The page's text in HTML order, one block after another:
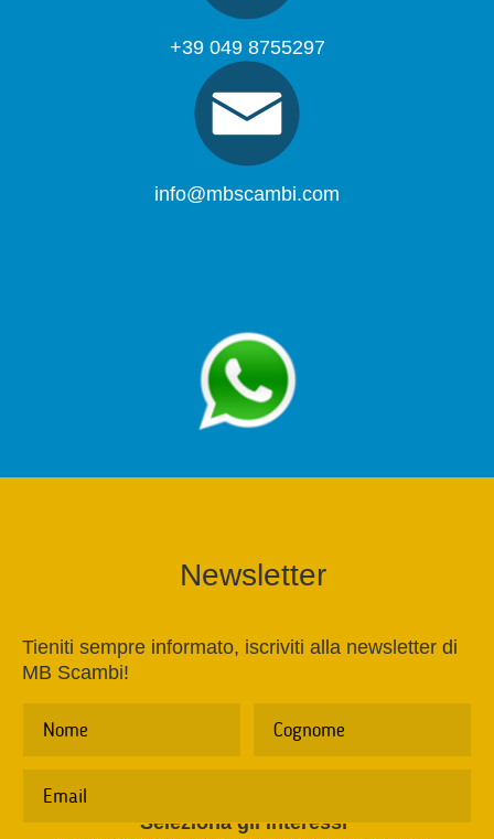
+39 049 8755297
info@mbscambi.com
Newsletter
Tieniti sempre informato, iscriviti alla newsletter di
MB Scambi!
Seleziona gli interessi